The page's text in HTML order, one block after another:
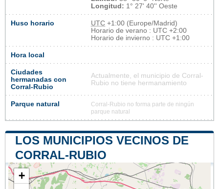
Longitud: 1° 27' 40'' Oeste
Huso horario UTC +1:00 (Europe/Madrid)
Horario de verano : UTC +2:00
Horario de invierno : UTC +1:00
Hora local
Ciudades
hermanadas con
Corral-Rubio
Actualmente, el municipio de Corral-
Rubio no tiene hermanamiento
Parque natural
Corral-Rubio no forma parte de ningún
parque natural
LOS MUNICIPIOS VECINOS DE
CORRAL-RUBIO
+